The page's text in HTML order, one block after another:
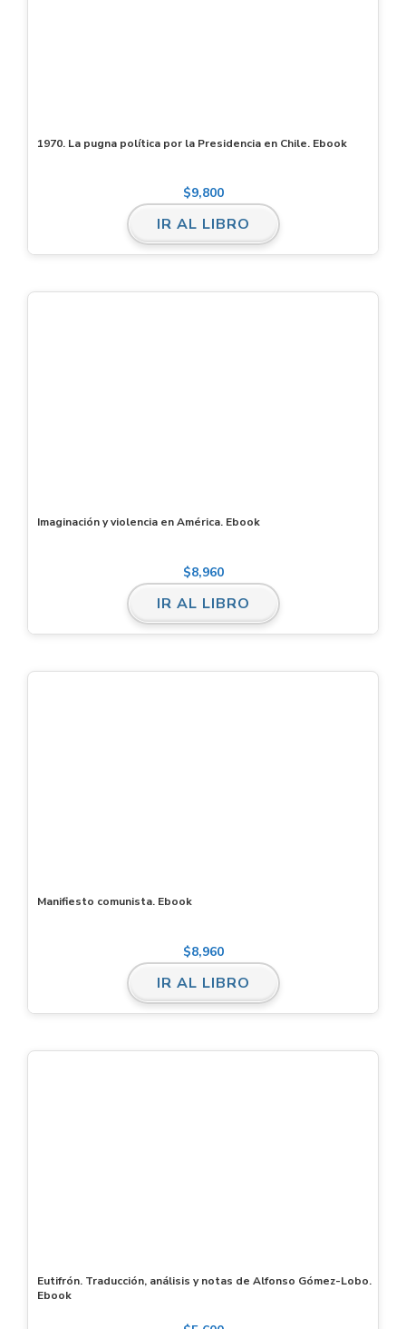
1970. La pugna política por la Presidencia en Chile. Ebook
$9,800
IR AL LIBRO
Imaginación y violencia en América. Ebook
$8,960
IR AL LIBRO
Manifiesto comunista. Ebook
$8,960
IR AL LIBRO
Eutifrón. Traducción, análisis y notas de Alfonso Gómez-Lobo.
Ebook